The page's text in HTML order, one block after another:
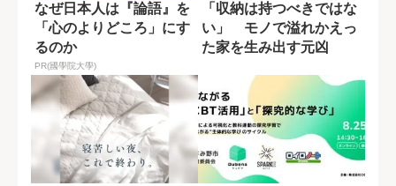
なぜ日本人は『論語』を
「心のよりどころ」にす
るのか
PR(國學院大學)
「収納は持つべきではな
い」 モノで溢れかえっ
た家を生み出す元凶